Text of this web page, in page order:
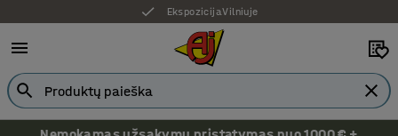
Ekspozicija Vilniuje